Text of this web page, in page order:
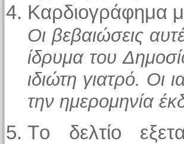
Καρδιογράφημα
Οι βεβαιώσεις
ίδρυμα του
ιδιώτη γιατρό. Οι
την ημερομηνία
Tο δελτίο